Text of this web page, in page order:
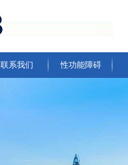
联系我们 性功能障碍